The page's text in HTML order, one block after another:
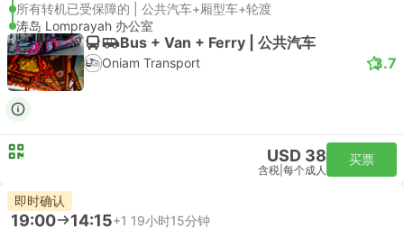
所有转机已受保障的 | 公共汽车+厢型车+轮渡
涛岛 Lomprayah 办公室
Bus + Van + Ferry | 公共汽车
Oniam Transport 3.7
USD 38
含税 每个成人
买票
即时确认
19:00 14:15+1 19小时15分钟